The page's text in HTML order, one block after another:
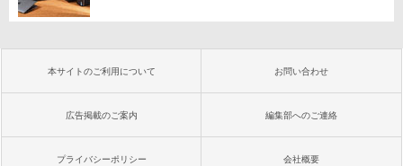
本サイトのご利用について お問い合わせ
広告掲載のご案内 編集部へのご連絡
プライバシーポリシー 会社概要